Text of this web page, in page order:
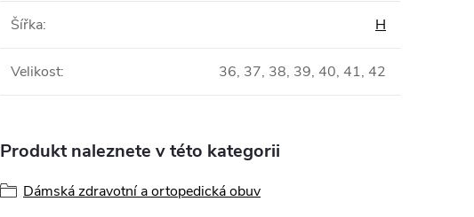
Šířka: H
Velikost: 36, 37, 38, 39, 40, 41, 42
Produkt naleznete v této kategorii
Dámská zdravotní a ortopedická obuv